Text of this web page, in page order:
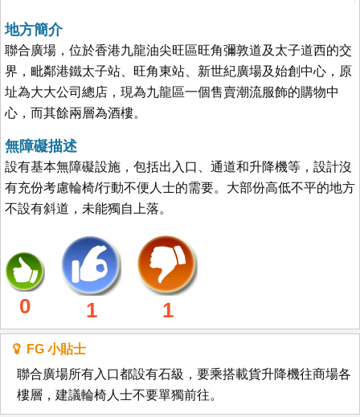
地方簡介
聯合廣場，位於香港九龍油尖旺區旺角彌敦道及太子道西的交
界，毗鄰港鐵太子站、旺角東站、新世紀廣場及始創中心，原
址為大大公司總店，現為九龍區一個售賣潮流服飾的購物中
心，而其餘兩層為酒樓。
無障礙描述
設有基本無障礙設施，包括出入口、通道和升降機等，設計沒
有充份考慮輪椅/行動不便人士的需要。大部份高低不平的地方
不設有斜道，未能獨自上落。
0 1 1
FG 小貼士
聯合廣場所有入口都設有石級，要乘搭載貨升降機往商場各
樓層，建議輪椅人士不要單獨前往。